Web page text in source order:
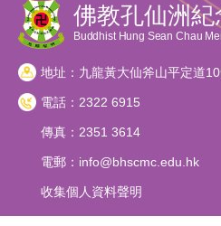
佛教孔仙洲紀
Buddhist Hung Sean Chau
地址：九龍黃大仙斧山平定道
電話：2322 6915
傳真：2351 3614
電郵： info@bhscmc.edu.hk
收集個人資料聲明